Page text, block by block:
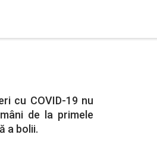
cu COVID-19 nu
de la primele
a bolii.